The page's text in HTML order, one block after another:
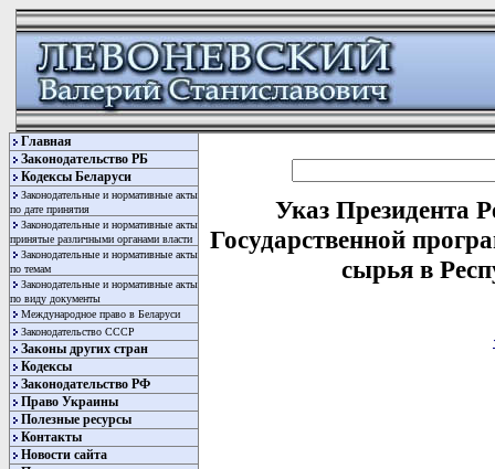
Главная
Законодательство РБ
Кодексы Беларуси
Законодательные и нормативные акты
по дате принятия
Законодательные и нормативные акты
принятые различными органами власти
Законодательные и нормативные акты
по темам
Законодательные и нормативные акты
по виду документы
Международное право в Беларуси
Законодательство СССР
Законы других стран
Кодексы
Законодательство РФ
Право Украины
Полезные ресурсы
Контакты
Новости сайта
Указ Президента
Государственной
сырья в